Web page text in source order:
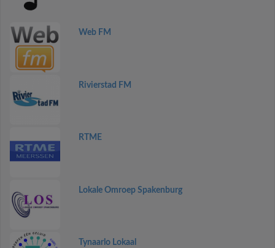
Web FM
Rivierstad FM
RTME
Lokale Omroep Spakenburg
Tynaarlo Lokaal